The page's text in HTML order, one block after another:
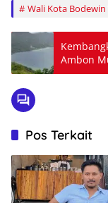
Wali Kota
Ambon
Pos Terkait